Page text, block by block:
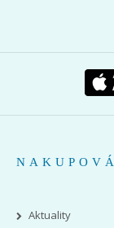
Aktuality